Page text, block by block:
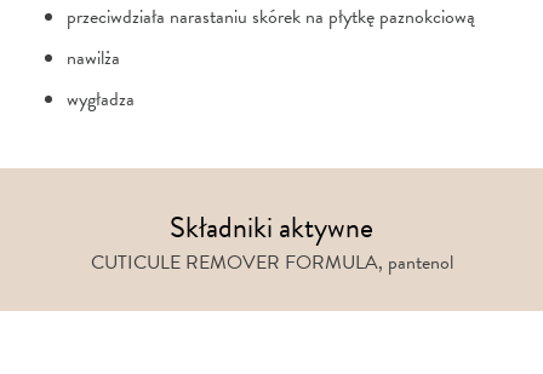
przeciwdziała narastaniu skórek na płytkę paznokciową
nawilża
wygładza
Składniki aktywne
CUTICULE REMOVER FORMULA, pantenol